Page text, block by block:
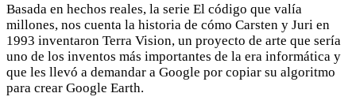
Basada en hechos reales, la serie El código que valía
millones, nos cuenta la historia de cómo Carsten y Juri en
1993 inventaron Terra Vision, un proyecto de arte que sería
uno de los inventos más importantes de la era informática y
que les llevó a demandar a Google por copiar su algoritmo
para crear Google Earth.